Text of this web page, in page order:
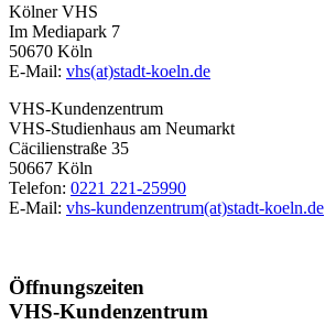
Kölner VHS
Im Mediapark 7
50670 Köln
E-Mail: vhs(at)stadt-koeln.de
VHS-Kundenzentrum
VHS-Studienhaus am Neumarkt
Cäcilienstraße 35
50667 Köln
Telefon: 0221 221-25990
E-Mail: vhs-kundenzentrum(at)stadt-koeln.de
Öffnungszeiten
VHS-Kundenzentrum